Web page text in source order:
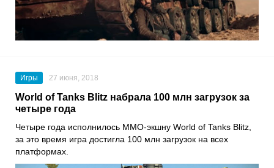
Игры 27 июня, 2018
World of Tanks Blitz набрала 100 млн загрузок за
четыре года
Четыре года исполнилось MMO-экшну World of Tanks Blitz,
за это время игра достигла 100 млн загрузок на всех
платформах.